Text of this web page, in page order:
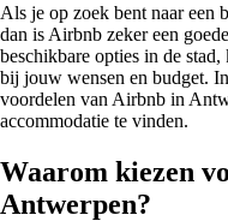
Als je op zoek bent naar een
dan is Airbnb zeker een
beschikbare opties in de
bij jouw wensen en budget.
voordelen van Airbnb in
accommodatie te vinden.
Waarom kiezen
Antwerpen?